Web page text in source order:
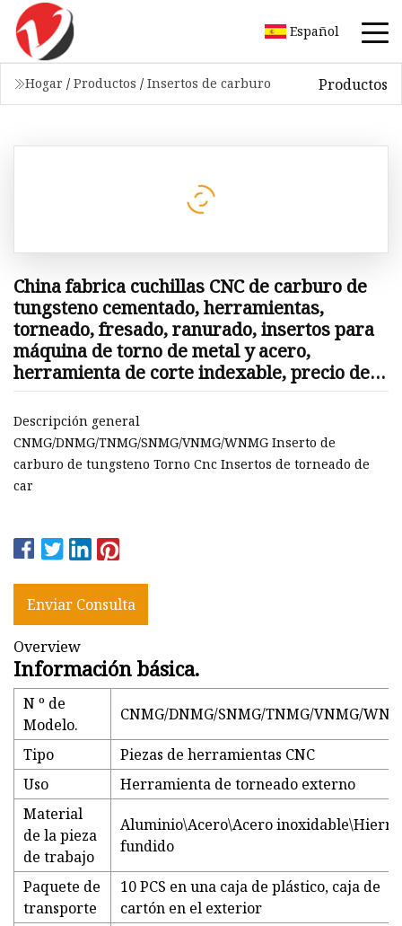
Español
Hogar / Productos / Insertos de carburo Productos
China fabrica cuchillas CNC de carburo de
tungsteno cementado, herramientas,
torneado, fresado, ranurado, insertos para
máquina de torno de metal y acero,
herramienta de corte indexable, precio de
cortador
Descripción general
CNMG/DNMG/TNMG/SNMG/VNMG/WNMG Inserto de
carburo de tungsteno Torno Cnc Insertos de torneado de
car
Enviar Consulta
Overview
Información básica.
N º de
Modelo.
CNMG/DNMG/SNMG/TNMG/VNMG/
Tipo
Piezas de herramientas CNC
Uso
Herramienta de torneado externo
Material
de la pieza
de trabajo
Aluminio\Acero\Acero inoxidable\Hierro
fundido
Paquete de
transporte
10 PCS en una caja de plástico, caja de
cartón en el exterior